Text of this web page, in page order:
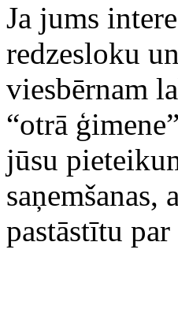
Ja jums
redzesloku
viesbērnam
“otrā
jūsu
pastāstītu